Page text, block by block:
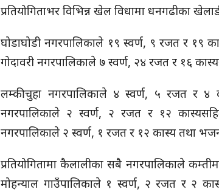
प्रतियोगिताभर विभिन्न खेल विधामा धनगढीका
घोडाघोडी नगरपालिकाले १९ स्वर्ण, ९ रजत र १९
गोदावरी नगरपालिकाले ७ स्वर्ण, २४ रजत र १६
लम्कीचुहा नगरपालिकाले ४ स्वर्ण, ५ रजत र ४
नगरपालिकाले २ स्वर्ण, २ रजत र १२
नगरपालिकाले २ स्वर्ण, १ रजत र १२ कास्य तथा
प्रतियोगितामा कैलालीका सबै नगरपालिकाले
मोहन्याल गाउँपालिकाले १ स्वर्ण, २ रजत र २